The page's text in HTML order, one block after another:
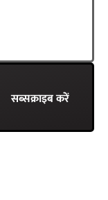
सब्सक्राइब करें